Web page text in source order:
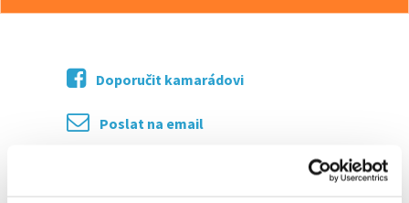
Doporučit kamarádovi
Poslat na email